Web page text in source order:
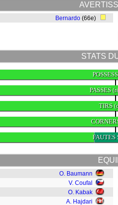
Bernardo (66e)
STATS
PASSES
TIRS
FAUTES
O. Baumann
V. Coufal
O. Kabak
A. Hajdari